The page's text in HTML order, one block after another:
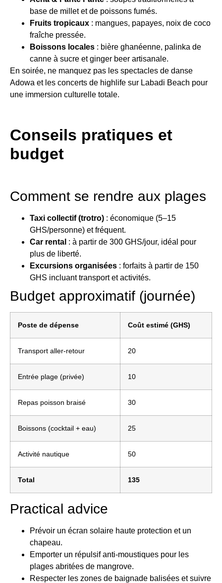
base de millet et de poissons fumés.
Fruits tropicaux : mangues, papayes, noix de coco
fraîche pressée.
Boissons locales : bière ghanéenne, palinka de
canne à sucre et ginger beer artisanale.
En soirée, ne manquez pas les spectacles de danse
Adowa et les concerts de highlife sur Labadi Beach pour
une immersion culturelle totale.
Conseils pratiques et
budget
Comment se rendre aux plages
Taxi collectif (trotro) : économique (5–15
GHS/personne) et fréquent.
Car rental : à partir de 300 GHS/jour, idéal pour
plus de liberté.
Excursions organisées : forfaits à partir de 150
GHS incluant transport et activités.
Budget approximatif (journée)
Poste de dépense Coût estimé (GHS)
Transport aller-retour 20
Entrée plage (privée) 10
Repas poisson braisé 30
Boissons (cocktail + eau) 25
Activité nautique 50
Total 135
Practical advice
Prévoir un écran solaire haute protection et un
chapeau.
Emporter un répulsif anti-moustiques pour les
plages abritées de mangrove.
Respecter les zones de baignade balisées et suivre